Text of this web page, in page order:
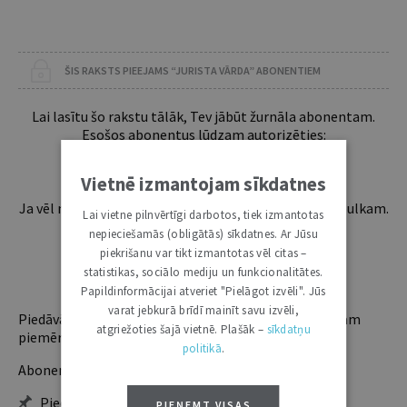
ŠIS RAKSTS PIEEJAMS “JURISTA VĀRDA” ABONENTIEM
Lai lasītu šo rakstu tālāk, Tev jābūt žurnāla abonentam.
Esošos abonentus lūdzam autorizēties:
Ja vēl neesi abonents, aicinām pievienoties lasītāju pulkam.
Iegūsi tūlītēju piekļuvi digitālajam saturam!
ABONĒT
Piedāvājam trīs abonementu veidus. Vienam lietotājam
piemērotākais ir "Mazais" (3, 6 un 12 mēnešiem).
Abonentu ieguvumi:
Pieeja jaunākajam izdevumam
Vietnē izmantojam sīkdatnes
Lai vietne pilnvērtīgi darbotos, tiek izmantotas
nepieciešamās (obligātās) sīkdatnes. Ar Jūsu
piekrišanu var tikt izmantotas vēl citas –
statistikas, sociālo mediju un funkcionalitātes.
Papildinformācijai atveriet "Pielāgot izvēli". Jūs
varat jebkurā brīdī mainīt savu izvēli,
atgriežoties šajā vietnē. Plašāk – sīkdatņu
politikā.